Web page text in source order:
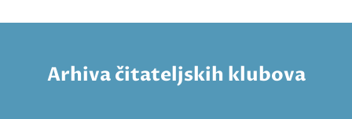
Arhiva čitateljskih klubova